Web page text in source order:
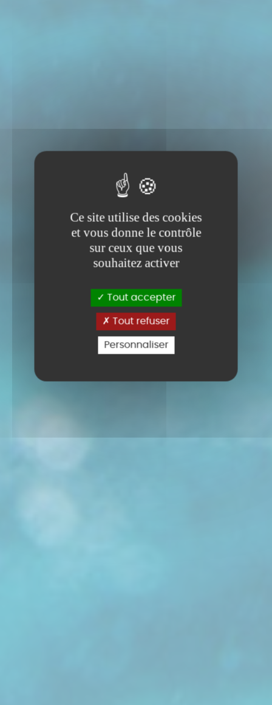
Ce site utilise des cookies
et vous donne le contrôle
sur ceux que vous
souhaitez activer
Tout accepter
Tout refuser
Personnaliser